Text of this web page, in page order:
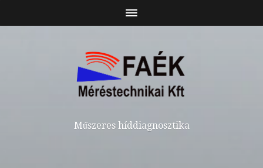
Műszeres híddiagnosztika